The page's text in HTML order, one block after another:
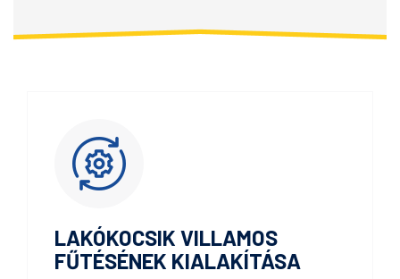
LAKÓKOCSIK VILLAMOS
FŰTÉSÉNEK KIALAKÍTÁSA